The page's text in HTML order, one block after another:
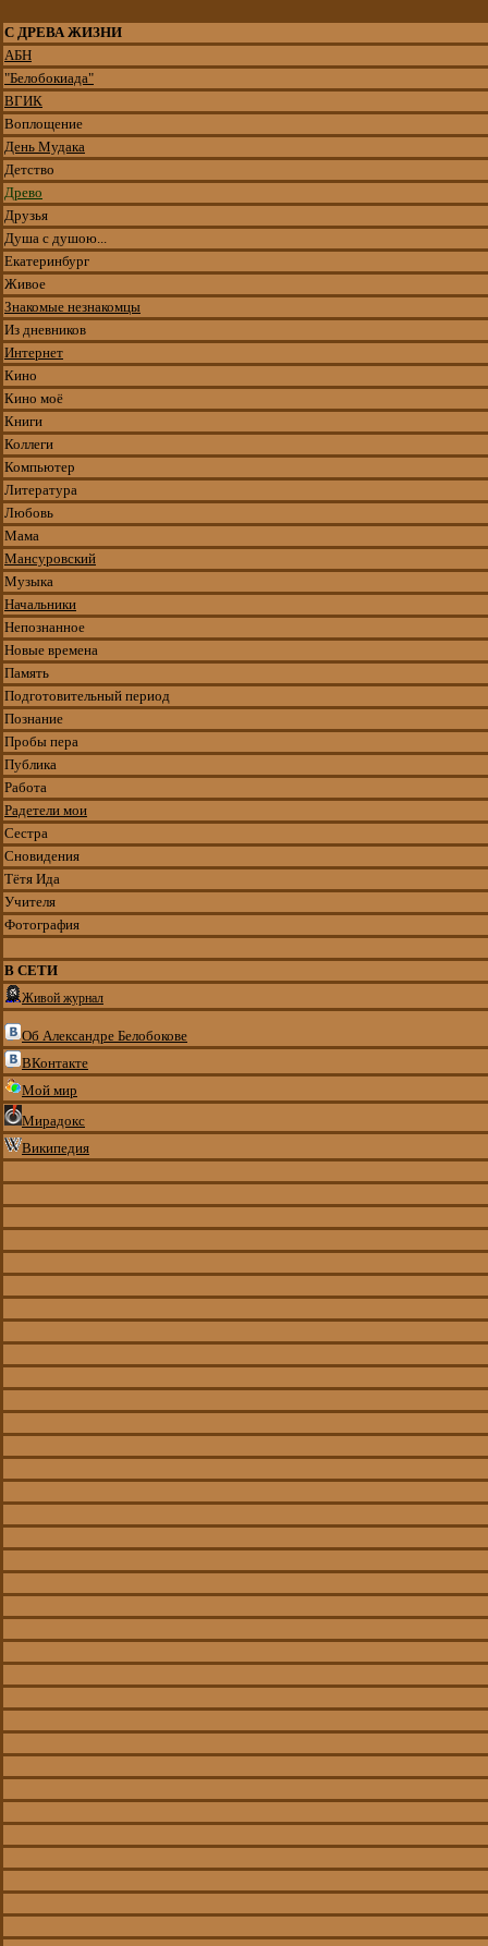
С ДРЕВА ЖИЗНИ
АБН
"Белобокиада"
ВГИК
Воплощение
Дeнь Мудака
Детство
Древо
Друзья
Душа с душою...
Екатеринбург
Живое
Знакомые незнакомцы
Из дневников
Интернет
Кино
Кино моё
Книги
Коллеги
Компьютер
Литература
Любовь
Мама
Мансуровский
Музыка
Начальники
Непознанное
Новые времена
Память
Подготовительный период
Познание
Пробы пера
Публика
Работа
Радетели мои
Сестра
Сновидения
Тётя Ида
Учителя
Фотография
В СЕТИ
Живой журнал
Об Александре Белобокове
ВКонтакте
Мой мир
Мирадокс
Википедия